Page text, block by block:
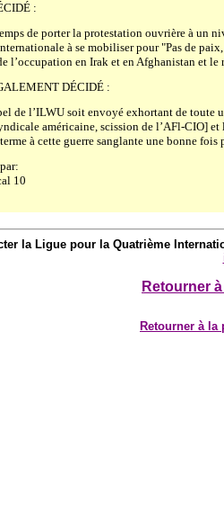
:
de porter la protestation ouvrière à un
à se mobiliser pour "Pas de
l’occupation en Irak et en Afghanistan et
DÉCIDÉ :
de l’ILWU soit envoyé exhortant de toute
américaine, scission de l’AFl-CIO] et
à cette guerre sanglante une bonne fois
10
la Ligue pour la Quatrième
Retourner
Retourner à la